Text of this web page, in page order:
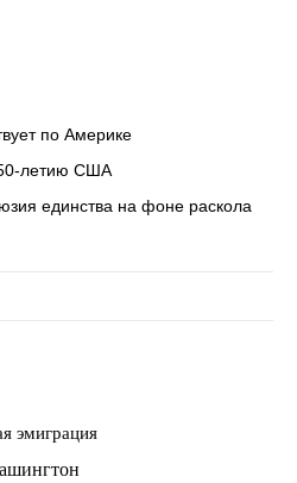
по Америке
летию США
единства на фоне раскола
эмиграция